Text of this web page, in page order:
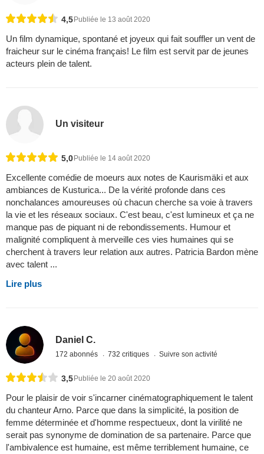
4,5 Publiée le 13 août 2020
Un film dynamique, spontané et joyeux qui fait souffler un vent de
fraicheur sur le cinéma français! Le film est servit par de jeunes
acteurs plein de talent.
Un visiteur
5,0 Publiée le 14 août 2020
Excellente comédie de moeurs aux notes de Kaurismäki et aux
ambiances de Kusturica... De la vérité profonde dans ces
nonchalances amoureuses où chacun cherche sa voie à travers
la vie et les réseaux sociaux. C'est beau, c'est lumineux et ça ne
manque pas de piquant ni de rebondissements. Humour et
malignité compliquent à merveille ces vies humaines qui se
cherchent à travers leur relation aux autres. Patricia Bardon mène
avec talent ...
Lire plus
Daniel C.
172 abonnés 732 critiques Suivre son activité
3,5 Publiée le 20 août 2020
Pour le plaisir de voir s'incarner cinématographiquement le talent
du chanteur Arno. Parce que dans la simplicité, la position de
femme déterminée et d'homme respectueux, dont la virilité ne
serait pas synonyme de domination de sa partenaire. Parce que
l'ambivalence est humaine, est même terriblement humaine, ce